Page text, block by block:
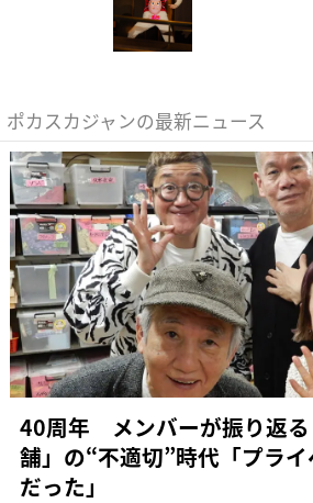
ポカスカジャンの最新ニュース
40周年 メンバーが振り返る
舗」の“不適切”時代「プラ
だった」